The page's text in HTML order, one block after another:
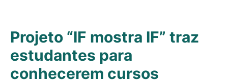
Projeto “IF mostra IF” traz
estudantes para
conhecerem cursos